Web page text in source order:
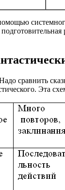
сравнить
Эта